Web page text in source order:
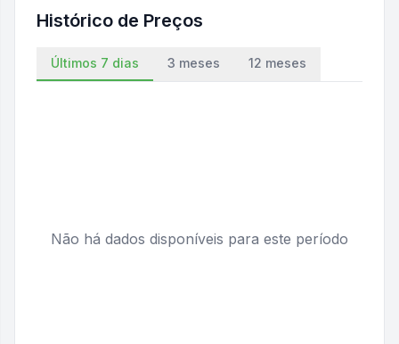
Histórico de Preços
Últimos 7 dias 3 meses 12 meses
Não há dados disponíveis para este período